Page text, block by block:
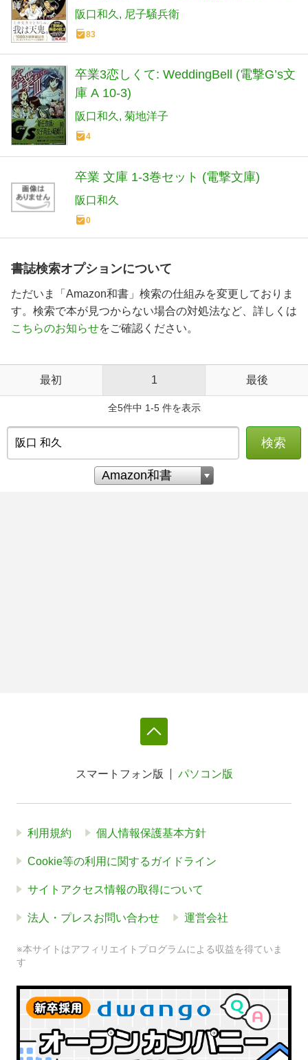
ス)
阪口和久 尼子騒兵衛
83
卒業3恋しくて: WeddingBell (電撃G’s文
庫 A 10-3)
阪口和久 菊地洋子
4
卒業 文庫 1-3巻セット (電撃文庫)
阪口和久
0
書誌検索オプションについて
ただいま「Amazon和書」検索の仕組みを変更しておりま
す。検索で本が見つからない場合の対処法など、詳しくは
こちらのお知らせをご確認ください。
最初 1 最後
全5件中 1-5 件を表示
検索
スマートフォン版 パソコン版
利用規約 個人情報保護基本方針
Cookie等の利用に関するガイドライン
サイトアクセス情報の取得について
法人・プレスお問い合わせ 運営会社
※本サイトはアフィリエイトプログラムによる収益を得ていま
す